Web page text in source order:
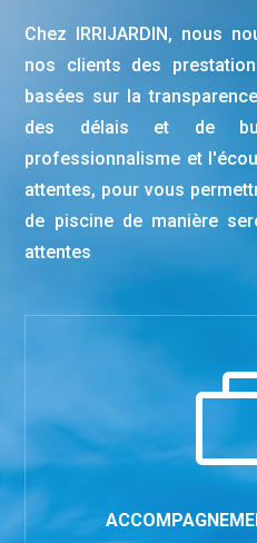
Chez IRRIJARDIN, nous
nos clients des
basées sur la
des délais et de
professionnalisme et
attentes, pour vous
de piscine de manière
attentes